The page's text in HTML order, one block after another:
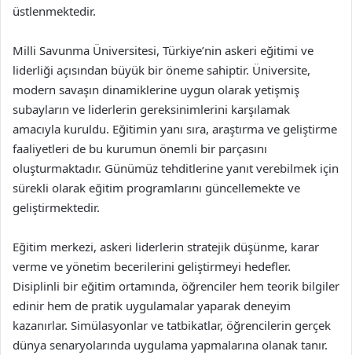
üstlenmektedir.
Milli Savunma Üniversitesi, Türkiye’nin askeri eğitimi ve
liderliği açısından büyük bir öneme sahiptir. Üniversite,
modern savaşın dinamiklerine uygun olarak yetişmiş
subayların ve liderlerin gereksinimlerini karşılamak
amacıyla kuruldu. Eğitimin yanı sıra, araştırma ve geliştirme
faaliyetleri de bu kurumun önemli bir parçasını
oluşturmaktadır. Günümüz tehditlerine yanıt verebilmek için
sürekli olarak eğitim programlarını güncellemekte ve
geliştirmektedir.
Eğitim merkezi, askeri liderlerin stratejik düşünme, karar
verme ve yönetim becerilerini geliştirmeyi hedefler.
Disiplinli bir eğitim ortamında, öğrenciler hem teorik bilgiler
edinir hem de pratik uygulamalar yaparak deneyim
kazanırlar. Simülasyonlar ve tatbikatlar, öğrencilerin gerçek
dünya senaryolarında uygulama yapmalarına olanak tanır.